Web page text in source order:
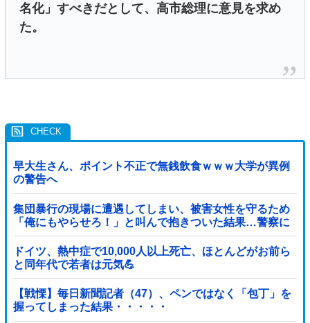
名化」すべきだとして、高市総理に意見を求め
た。
早大生さん、ポイント不正で無銭飲食ｗｗｗ大学が異例
の警告へ
集団暴行の現場に遭遇してしまい、被害女性を守るため
「俺にもやらせろ！」と叫んで抱きついた結果…警察に
連行され〇〇扱いされる悲劇へ←機転を利かせた結果が
裏目に出すぎて惨事
ドイツ、熱中症で10,000人以上死亡、ほとんどがお前ら
と同年代で若者は元気💪
【戦慄】毎日新聞記者（47）、ペンではなく「包丁」を
握ってしまった結果・・・・・